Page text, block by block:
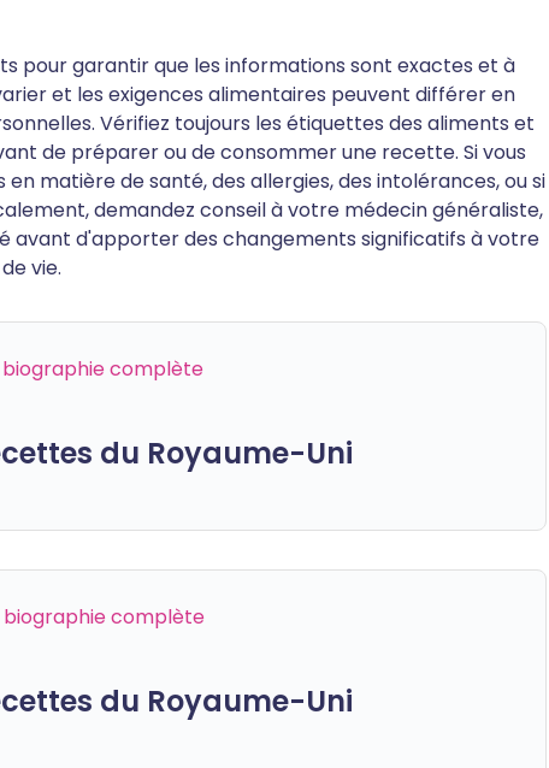
pour garantir que les informations sont exactes et à
et les exigences alimentaires peuvent différer en
Vérifiez toujours les étiquettes des aliments et
de préparer ou de consommer une recette. Si vous
matière de santé, des allergies, des intolérances, ou si
demandez conseil à votre médecin généraliste,
avant d'apporter des changements significatifs à votre
vie.
biographie complète
du Royaume-Uni
biographie complète
du Royaume-Uni